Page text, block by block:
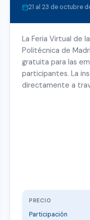
21 al 23 de octubre
La Feria Virtual de
Politécnica de
gratuita para las
participantes. La
directamente a
PRECIO
Participación